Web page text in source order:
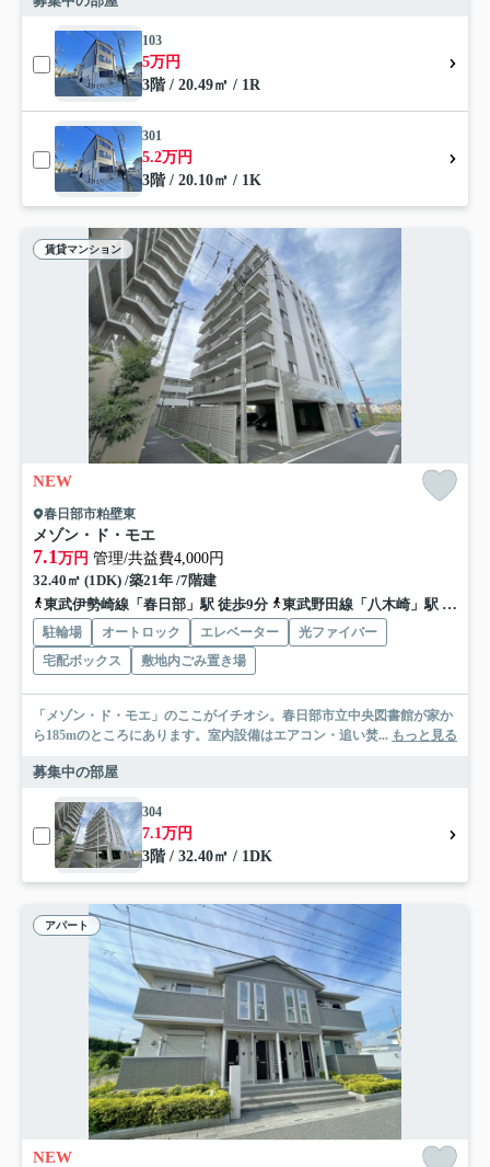
103
5万円
3階 / 20.49㎡ / 1R
301
5.2万円
3階 / 20.10㎡ / 1K
賃貸マンション
NEW
春日部市粕壁東
メゾン・ド・モエ
7.1万円 管理/共益費4,000円
32.40㎡ (1DK) /築21年 /7階建
東武伊勢崎線「春日部」駅 徒歩9分
東武野田線「八木崎」駅 徒歩26分
駐輪場 オートロック エレベーター
光ファイバー
宅配ボックス
敷地内ごみ置き場
「メゾン・ド・モエ」のここがイチオシ。春日部市立中央図書館が家か
ら185mのところにあります。室内設備はエアコン・追い焚... もっと見る
募集中の部屋
304
7.1万円
3階 / 32.40㎡ / 1DK
アパート
NEW